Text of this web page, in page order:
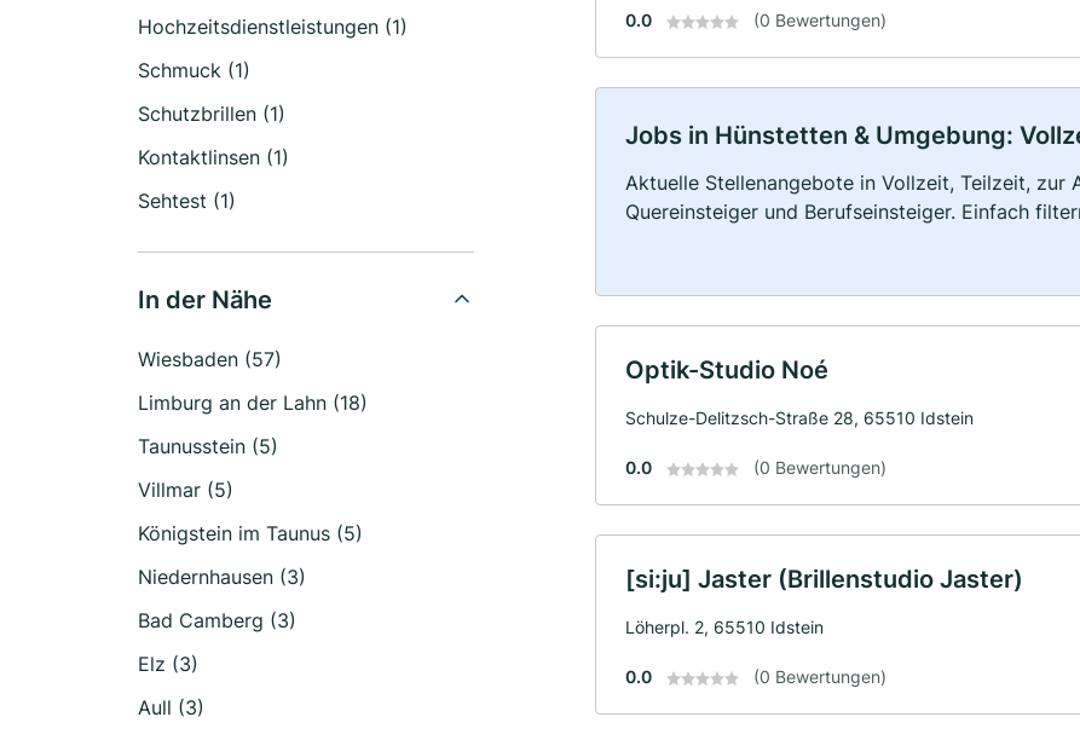
Hochzeitsdienstleistungen (1)
Schmuck (1)
Schutzbrillen (1)
Kontaktlinsen (1)
Sehtest (1)
In der Nähe
Wiesbaden (57)
Limburg an der Lahn (18)
Taunusstein (5)
Villmar (5)
Königstein im Taunus (5)
Niedernhausen (3)
Bad Camberg (3)
Elz (3)
Aull (3)
0.0 (0 Bewertungen)
Jobs in Hünstetten & Umgebung:
Aktuelle Stellenangebote in Vollzeit, Teilzeit, zur
Quereinsteiger und Berufseinsteiger. Einfach
Optik-Studio Noé
Schulze-Delitzsch-Straße 28, 65510 Idstein
0.0 (0 Bewertungen)
[si:ju] Jaster (Brillenstudio Jaster)
Löherpl. 2, 65510 Idstein
0.0 (0 Bewertungen)